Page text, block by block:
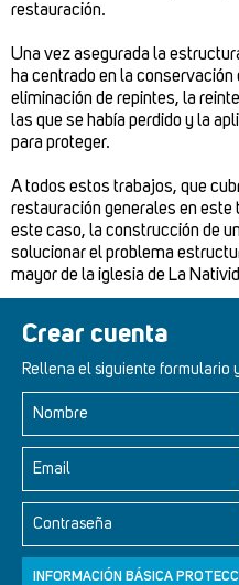
Crear cuenta
Rellena el siguiente formulario
Nombre
Email
Contraseña
INFORMACIÓN BÁSICA
restauración.
Una vez asegurada la
ha centrado en la
eliminación de repintes, la
las que se había perdido y la
para proteger.
A todos estos trabajos, que
restauración generales en este
este caso, la construcción de
solucionar el problema
mayor de la iglesia de La
Retablos